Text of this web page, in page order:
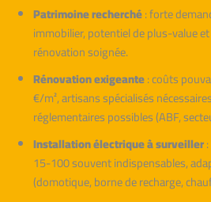
Patrimoine recherché: forte
immobilier, potentiel de plus-value
rénovation soignée.
Rénovation exigeante: coûts
€/m², artisans spécialisés
réglementaires possibles (ABF,
Installation électrique à surveiller
15-100 souvent indispensables,
(domotique, borne de recharge,